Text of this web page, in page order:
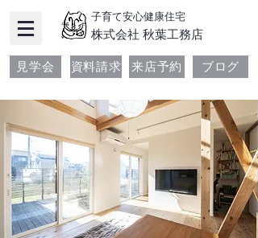
子育て安心健康住宅
​株式会社 秋葉工務店
見学会 資料請求 来店予約 ブログ